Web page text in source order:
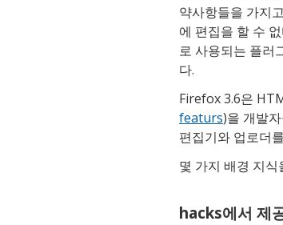
약사항들을 가지
에 편집을 할 수
로 사용되는 플러
다.
Firefox 3.6은
featurs)을 개발
편집기와 업로더
몇 가지 배경 지
hacks에서 제